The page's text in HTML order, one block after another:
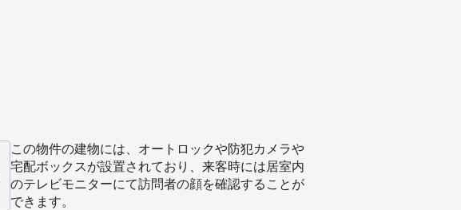
この物件の建物には、オートロックや防犯カメラや
宅配ボックスが設置されており、来客時には居室内
のテレビモニターにて訪問者の顔を確認することが
できます。